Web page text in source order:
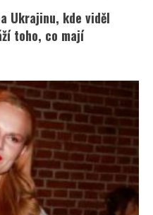
Ukrajinu, kde viděl
toho, co mají